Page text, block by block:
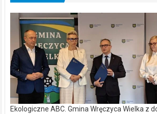
Ekologiczne ABC. Gmina Wręczyca Wielka z